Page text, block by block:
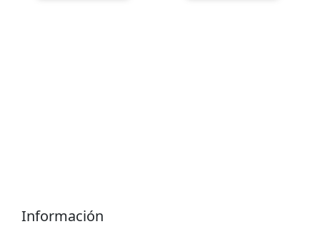
Información